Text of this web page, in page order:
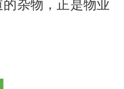
杂物，正是物业